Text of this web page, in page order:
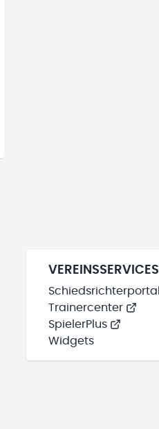
VEREINSSERVICES
Schiedsrichterportal
Trainercenter
SpielerPlus
Widgets